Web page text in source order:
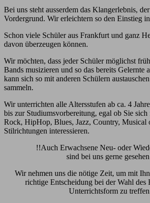
Bei uns steht ausserdem das Klangerlebnis,
Vordergrund. Wir erleichtern so den Einstieg
Schon viele Schüler aus Frankfurt und ganz
davon überzeugen können.
Wir möchten, dass jeder Schüler möglichst
Bands musizieren und so das bereits Gelernte
kann sich so mit anderen Schülern
sammeln.
Wir unterrichten alle Altersstufen ab ca. 4
bis zur Studiumsvorbereitung, egal ob Sie
Rock, HipHop, Blues, Jazz, Country, Musical
Stilrichtungen interessieren.
!!Auch Erwachsene Neu- oder
sind bei uns gerne
Wir nehmen uns die nötige Zeit, um mit
richtige Entscheidung bei der Wahl des
Unterrichtsform zu